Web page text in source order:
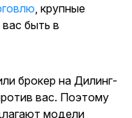
, крупные
быть в
брокер на Дилинг-
вас. Поэтому
модели